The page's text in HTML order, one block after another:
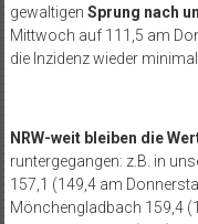
gewaltigen Sprung nach
Mittwoch auf 111,5 am
die Inzidenz wieder
NRW-weit bleiben die
runtergegangen: z.B. in
157,1 (149,4 am
Mönchengladbach 159,4